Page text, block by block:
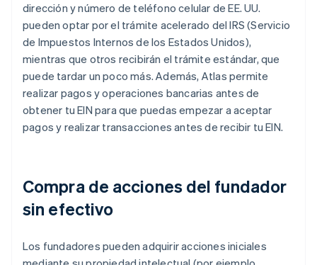
dirección y número de teléfono celular de EE. UU.
pueden optar por el trámite acelerado del IRS (Servicio
de Impuestos Internos de los Estados Unidos),
mientras que otros recibirán el trámite estándar, que
puede tardar un poco más. Además, Atlas permite
realizar pagos y operaciones bancarias antes de
obtener tu EIN para que puedas empezar a aceptar
pagos y realizar transacciones antes de recibir tu EIN.
Compra de acciones del fundador
sin efectivo
Los fundadores pueden adquirir acciones iniciales